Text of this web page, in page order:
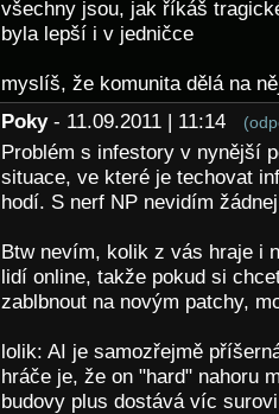
všechny jsou, jak říkáš
byla lepší i v jedničce
myslíš, že komunita dělá na
Poky - 11.09.2011 | 11:14
Problém s infestory v nynější
situace, ve které je techovat
hodí. S nerf NP nevidím
Btw nevím, kolik z vás hraje i
lidí online, takže pokud si
zablbnout na novým patchy,
lolik: AI je samozřejmě
hráče je, že on "hard" nahoru
budovy plus dostává víc